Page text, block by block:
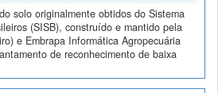
solo originalmente obtidos do Sistema
(SISB), construído e mantido pela
e Embrapa Informática Agropecuária
de reconhecimento de baixa